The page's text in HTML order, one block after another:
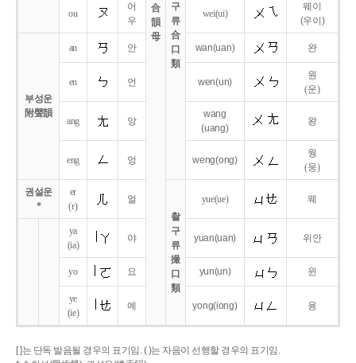
合
韻
母
구
류
合
口
類
ou
어
우
wei(ui)
웨이
(우이)
부성운
附聲韻
an 안 wan(uan) 완
en 언 wen(un)
원
(운)
ang 앙
wang
(uang)
왕
eng 엉 weng(ong)
웡
(웅)
권설운
*
er
(r)
얼
촬
구
류
撮
口
類
yue(ue) 웨
ya
(ia)
야 yuan(uan) 위안
yo 요 yun(un) 윈
ye
(ie)
예 yong(iong) 융
[ ]는 단독 발음될 경우의 표기임. ( )는 자음이 선행할 경우의 표기임.